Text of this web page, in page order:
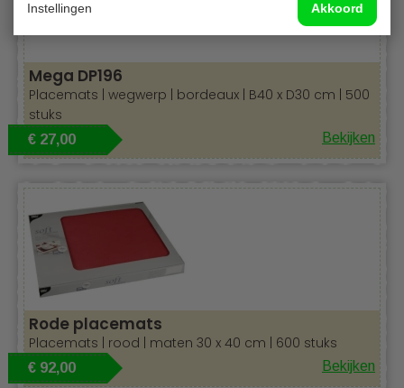
Instellingen Akkoord
Mega DP196
Placemats | wegwerp | bordeaux | B40 x D30 cm | 500
stuks
€ 27,00 Bekijken
Zacht als stof
Rode placemats
Placemats | rood | maten 30 x 40 cm | 600 stuks
€ 92,00 Bekijken